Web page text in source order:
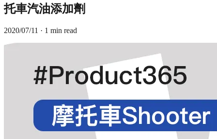
托車汽油添加劑
2020/07/11 · 1 min read